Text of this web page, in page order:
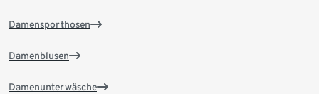
Damensporthosen
Damenblusen
Damenunterwäsche